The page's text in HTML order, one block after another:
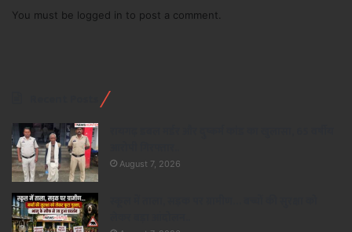
You must be logged in to post a comment.
August 7, 2026